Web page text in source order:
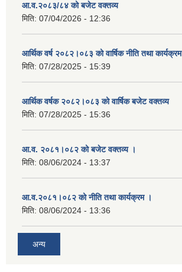
आ.व.२०८३/८४ को बजेट वक्तव्य
मिति: 07/04/2026 - 12:36
आर्थिक वर्ष २०८२।०८३ को वार्षिक नीति तथा कार्यक्रम
मिति: 07/28/2025 - 15:39
आर्थिक वर्षक २०८२।०८३ को वार्षिक बजेट वक्तव्य
मिति: 07/28/2025 - 15:36
आ.व. २०८१।०८२ को बजेट वक्तव्य ।
मिति: 08/06/2024 - 13:37
आ.व.२०८१।०८२ को नीति तथा कार्यक्रम ।
मिति: 08/06/2024 - 13:36
अन्य